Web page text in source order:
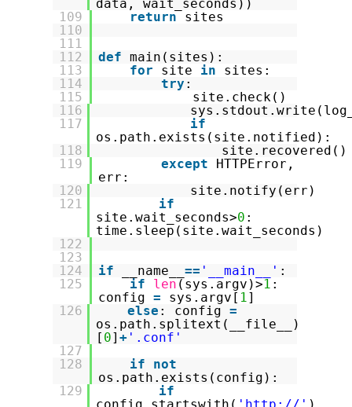
data, wait_seconds))
109
return
sites
110
111
112
def main(sites):
113
for site in
sites:
114
try :
115
site.check()
116
117
if
os.path.exists(site.notified):
118
site.recovered()
119
except
HTTPError,
err:
120
site.notify(err)
121
if
site.wait_seconds>0 :
time.sleep(site.wait_seconds)
122
123
124
if __name__ == '__main__' :
125
if len (sys.argv)>1 :
config = sys.argv[ 1]
126
else : config =
os.path.splitext(__file__)
[ 0] + '.conf'
127
128
if
not
os.path.exists(config):
129
if